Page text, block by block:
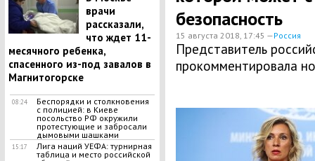
врачи
рассказали,
что ждет 11-
месячного ребенка,
спасенного из-под завалов в
Магнитогорске
08:24
Беспорядки и столкновения
с полицией: в Киеве
посольство РФ окружили
протестующие и забросали
дымовыми шашками
15:17
Лига наций УЕФА: турнирная
таблица и место российской
безопасность
15 августа 2018, 17:45 —Россия
Представитель
прокомментировала